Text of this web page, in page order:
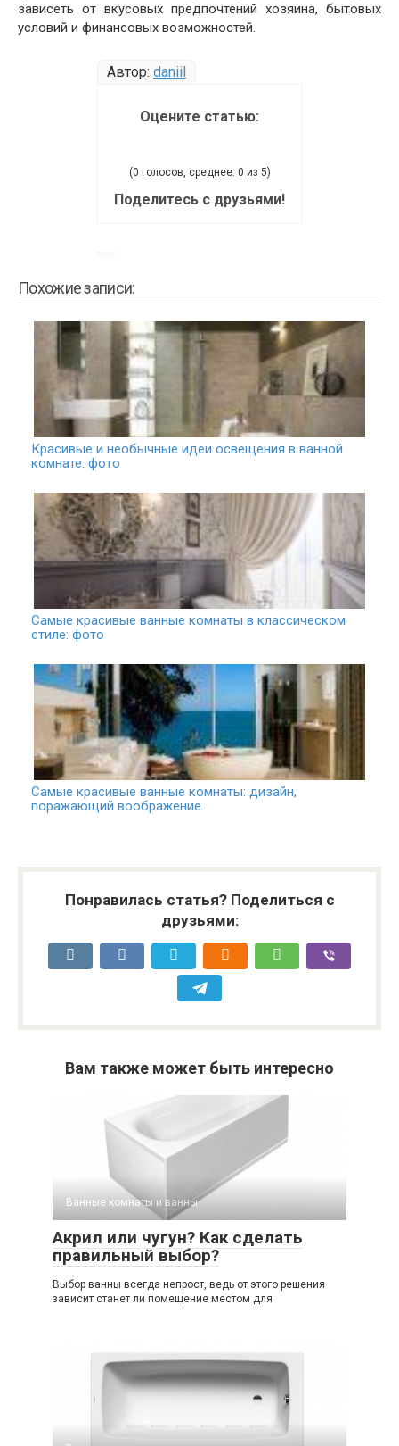
зависеть от вкусовых предпочтений хозяина, бытовых
условий и финансовых возможностей.
Автор: daniil
Оцените статью:
(0 голосов, среднее: 0 из 5)
Поделитесь с друзьями!
Похожие записи:
Красивые и необычные идеи освещения в ванной
комнате: фото
Самые красивые ванные комнаты в классическом
стиле: фото
Самые красивые ванные комнаты: дизайн,
поражающий воображение
Понравилась статья? Поделиться с
друзьями:
Вам также может быть интересно
Ванные комнаты и ванны
Акрил или чугун? Как сделать
правильный выбор?
Выбор ванны всегда непрост, ведь от этого решения
зависит станет ли помещение местом для